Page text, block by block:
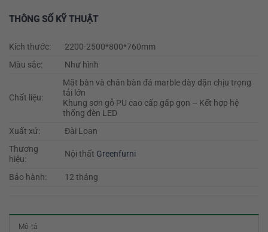
THÔNG SỐ KỸ THUẬT
Kích thước:
2200-2500*800*760mm
Màu sắc:
Như hình
Chất liệu:
Mặt bàn và chân bàn đá marble dày dặn chịu trọng
tải lớn
Khung sơn gỗ PU cao cấp gấp gọn – Kết hợp hệ
thống đèn LED
Xuất xứ:
Đài Loan
Thương
hiệu:
Nội thất Greenfurni
Bảo hành: 12 tháng
Mô tả